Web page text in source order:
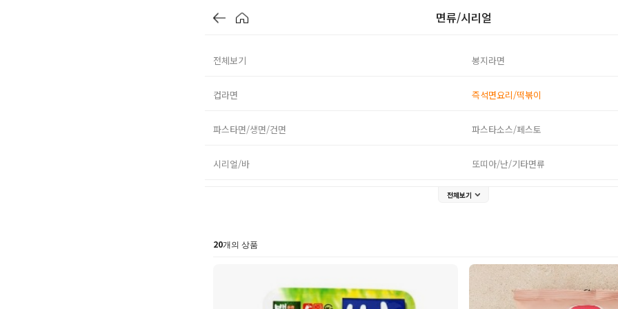
면류/시리얼
전체보기 봉지라면
컵라면 즉석면요리/떡볶이
파스타면/생면/건면 파스타소스/페스토
시리얼/바 또띠아/난/기타면류
전체보기
20개의 상품